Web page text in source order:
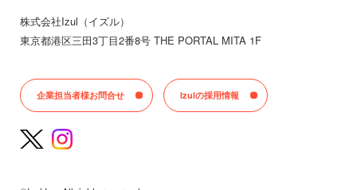
株式会社Izul（イズル）
東京都港区三田3丁目2番8号 THE PORTAL MITA 1F
企業担当者様お問合せ Izulの採用情報